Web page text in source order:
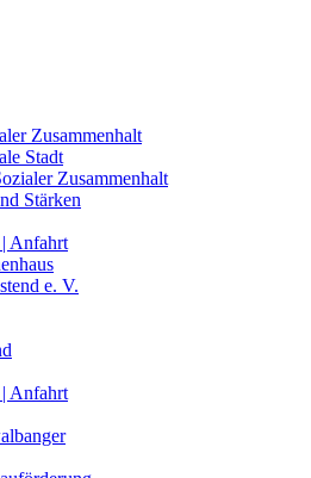
Zusammenhalt
Stadt
Zusammenhalt
Stärken
Anfahrt
e. V.
Anfahrt